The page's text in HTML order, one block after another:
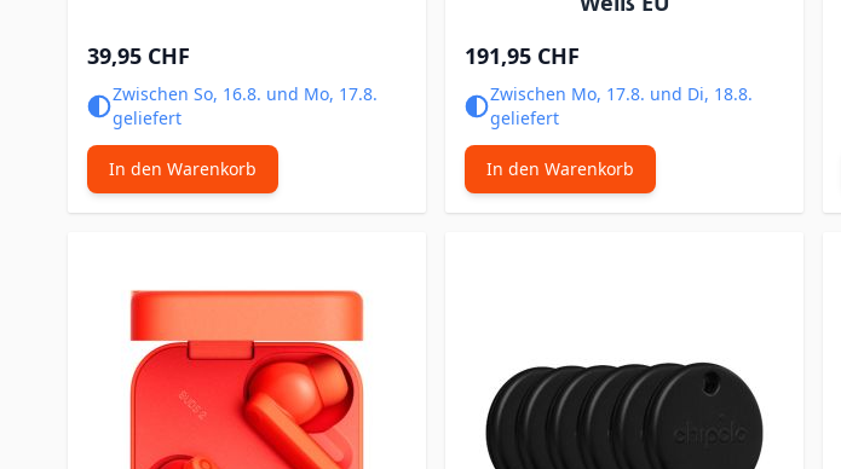
39,95 CHF
Zwischen So, 16.8. und Mo, 17.8.
geliefert
In den Warenkorb
191,95 CHF
Zwischen Mo, 17.8. und Di, 18.8.
geliefert
In den Warenkorb